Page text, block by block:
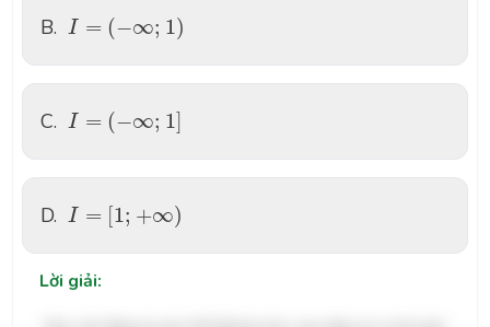
B. I = (−∞; 1 )
I= ∞ 1)
C. I = (−∞; 1]
I= ∞ 1]
D. I = [1 ; +∞)
I= ;+∞ )
Lời giải: